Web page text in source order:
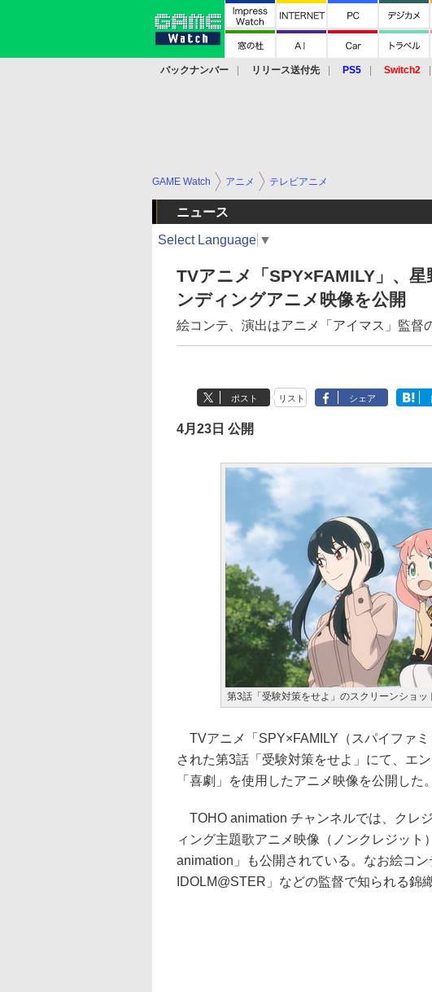
バックナンバー リリース送付先 PS5 Switch2
GAME Watch アニメ テレビアニメ
ニュース
Select Language ▼
TVアニメ「SPY×FAMILY」、
ンディングアニメ映像を公開
絵コンテ、演出はアニメ「アイマス」監督
ポスト リスト シェア
4月23日 公開
第3話「受験対策をせよ」のスクリーンショッ
TVアニメ「SPY×FAMILY（スパイファ
された第3話「受験対策をせよ」にて、エ
「喜劇」を使用したアニメ映像を公開した。
TOHO animation チャンネルでは、クレ
ィング主題歌アニメ映像（ノンクレジット
animation」も公開されている。なお絵コ
IDOLM@STER」などの監督で知られる錦